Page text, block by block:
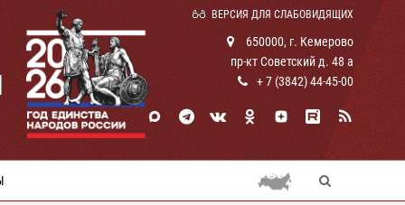
ВЕРСИЯ ДЛЯ СЛАБОВИДЯЩИХ
650000, г. Кемерово
пр-кт Советский д. 48 а
+ 7 (3842) 44-45-00